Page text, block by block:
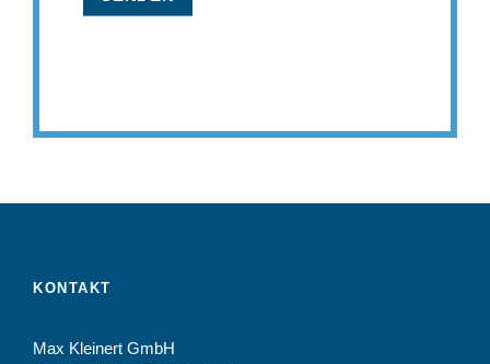
KONTAKT
Max Kleinert GmbH